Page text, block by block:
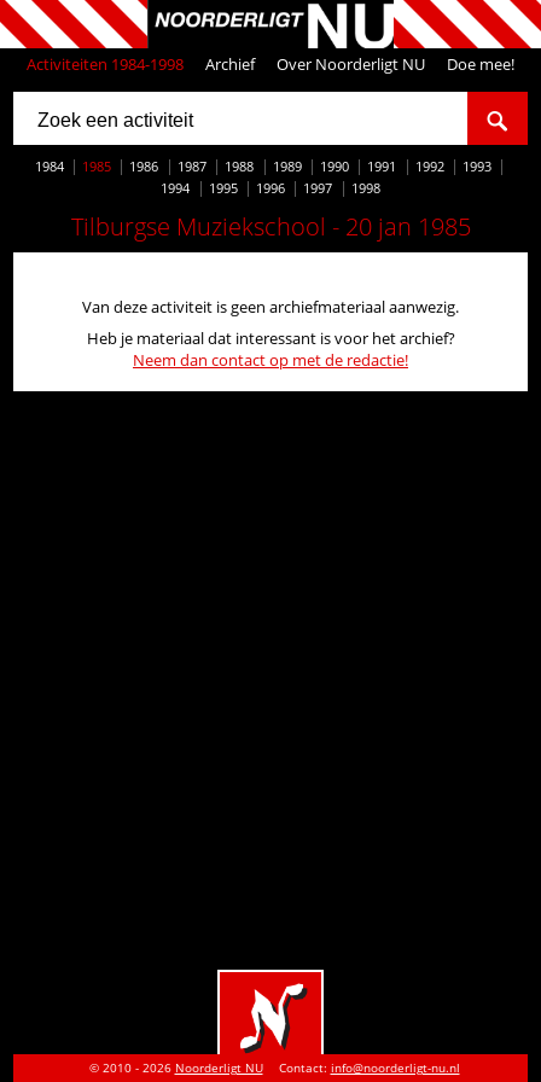
Activiteiten 1984-1998 Archief Over Noorderligt NU Doe mee!
1984 1985 1986 1987 1988 1989 1990 1991 1992
1993
1994
1995 1996 1997 1998
Tilburgse Muziekschool - 20 jan 1985
Van deze activiteit is geen archiefmateriaal aanwezig.
Heb je materiaal dat interessant is voor het archief?
Neem dan contact op met de redactie!
© 2010 - 2026 Noorderligt NU Contact: info@noorderligt-nu.nl